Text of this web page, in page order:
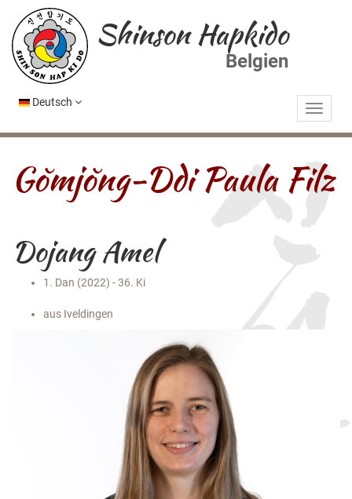
Shinson Hapkido
Belgien
Deutsch
Gŏmjŏng-Ddi Paula Filz
Dojang Amel
1. Dan (2022) - 36. Ki
aus Iveldingen